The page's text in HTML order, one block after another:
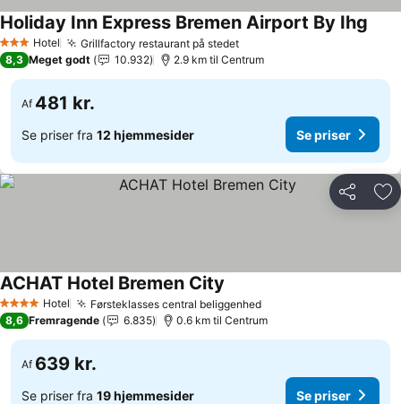
3 StjernerHotel Grillfactory restaurant på stedet
Holiday Inn Express Bremen Airport By Ihg
8,3 Meget godt 10.932 2.9 km til Centrum
Af 481 kr.
Se priser fra 12 hjemmesider Se priser
Del
4 StjernerHotel Førsteklasses central beliggenhed
ACHAT Hotel Bremen City
8,6 Fremragende 6.835 0.6 km til Centrum
Af 639 kr.
Se priser fra 19 hjemmesider Se priser